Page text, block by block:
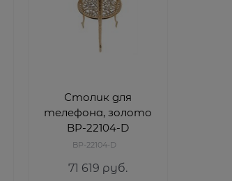
Столик для
телефона, золото
BP-22104-D
BP-22104-D
71 619 руб.